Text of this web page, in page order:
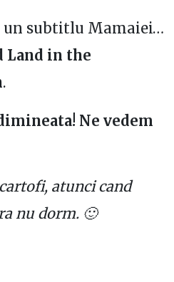
un subtitlu Mamaiei…
Land in the
.
Ne vedem
atunci cand
nu dorm. 🙂